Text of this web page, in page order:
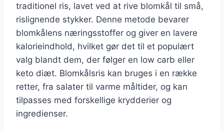
traditionel ris, lavet ved at rive blomkål til små,
rislignende stykker. Denne metode bevarer
blomkålens næringsstoffer og giver en lavere
kalorieindhold, hvilket gør det til et populært
valg blandt dem, der følger en low carb eller
keto diæt. Blomkålsris kan bruges i en række
retter, fra salater til varme måltider, og kan
tilpasses med forskellige krydderier og
ingredienser.